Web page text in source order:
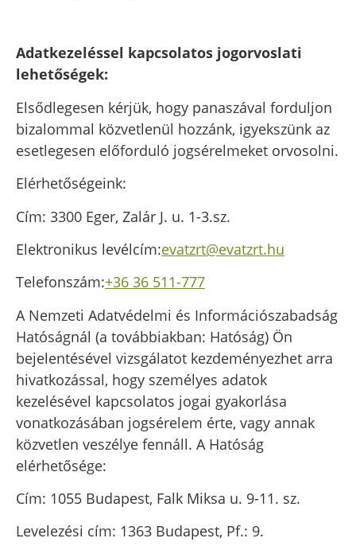
Adatkezeléssel kapcsolatos jogorvoslati
lehetőségek:
Elsődlegesen kérjük, hogy panaszával forduljon
bizalommal közvetlenül hozzánk, igyekszünk az
esetlegesen előforduló jogsérelmeket orvosolni.
Elérhetőségeink:
Cím: 3300 Eger, Zalár J. u. 1-3.sz.
Elektronikus levélcím:evatzrt@evatzrt.hu
Telefonszám:+36 36 511-777
A Nemzeti Adatvédelmi és Információszabadság
Hatóságnál (a továbbiakban: Hatóság) Ön
bejelentésével vizsgálatot kezdeményezhet arra
hivatkozással, hogy személyes adatok
kezelésével kapcsolatos jogai gyakorlása
vonatkozásában jogsérelem érte, vagy annak
közvetlen veszélye fennáll. A Hatóság
elérhetősége:
Cím: 1055 Budapest, Falk Miksa u. 9-11. sz.
Levelezési cím: 1363 Budapest, Pf.: 9.